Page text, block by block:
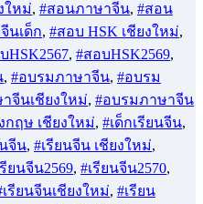
ใหม่, #สอนภาษาจีน, #สอน
นเด็ก, #สอบ HSK เชียงใหม่,
HSK2567, #สอบHSK2569,
, #อบรมภาษาจีน, #อบรม
จีนเชียงใหม่, #อบรมภาษาจีน
ฤษ เชียงใหม่, #เด็กเรียนจีน,
จีน, #เรียนจีน เชียงใหม่,
รียนจีน2569, #เรียนจีน2570,
เรียนจีนเชียงใหม่, #เรียน